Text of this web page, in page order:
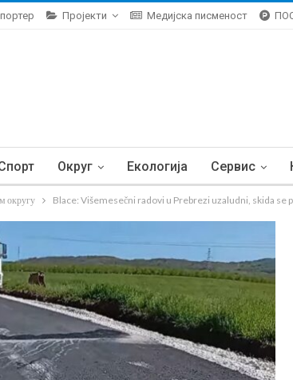
Пројекти Медијска писменост
Округ Екологија Сервис
округу Blace: Višemesečni radovi u Prebrezi uzaludni, skida se